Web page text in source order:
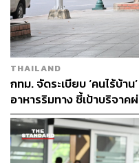
THE
กองบ
THAILAND
กทม. จัดระเบียบ ‘คนไร้บ้า
อาหารริมทาง ชี้เป้าบริจา